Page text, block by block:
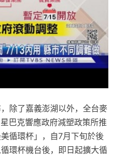
除了嘉義澎湖以外，全台麥
巴克響應政府減塑政策所推
循環杯」，自7月下旬於後
環杯機台後，即日起擴大循